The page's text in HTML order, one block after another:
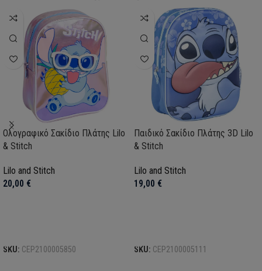
Ολογραφικό Σακίδιο Πλάτης Lilo
& Stitch
Lilo and Stitch
20,00 €
SKU: CEP2100005850
Παιδικό Σακίδιο Πλάτης 3D Lilo
& Stitch
Lilo and Stitch
19,00 €
SKU: CEP2100005111